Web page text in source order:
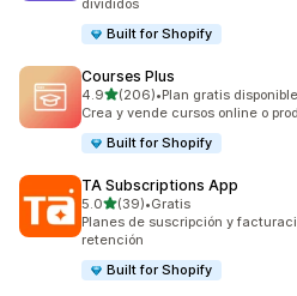
divididos
Built for Shopify
Courses Plus
4.9de 5 estrellas
(206)
206 reseñas en total
•Plan gratis disponible
Crea y vende cursos online o
Built for Shopify
TA Subscriptions App
5.0de 5 estrellas
(39)
39 reseñas en total
•Gratis
Planes de suscripción y
retención
Built for Shopify